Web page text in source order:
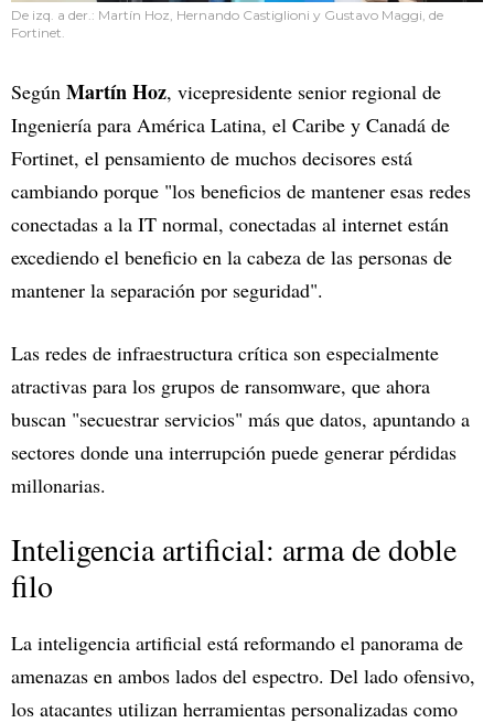
De izq. a der.: Martín Hoz, Hernando Castiglioni y Gustavo Maggi, de
Fortinet.
Según Martín Hoz, vicepresidente senior regional de
Ingeniería para América Latina, el Caribe y Canadá de
Fortinet, el pensamiento de muchos decisores está
cambiando porque "los beneficios de mantener esas redes
conectadas a la IT normal, conectadas al internet están
excediendo el beneficio en la cabeza de las personas de
mantener la separación por seguridad".
Las redes de infraestructura crítica son especialmente
atractivas para los grupos de ransomware, que ahora
buscan "secuestrar servicios" más que datos, apuntando a
sectores donde una interrupción puede generar pérdidas
millonarias.
Inteligencia artificial: arma de doble
filo
La inteligencia artificial está reformando el panorama de
amenazas en ambos lados del espectro. Del lado ofensivo,
los atacantes utilizan herramientas personalizadas como